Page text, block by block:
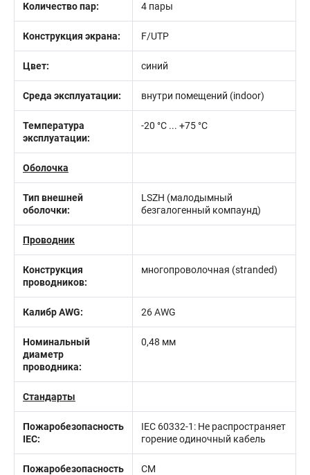
Количество пар: 4 пары
Конструкция экрана: F/UTP
Цвет: синий
Среда эксплуатации: внутри помещений (indoor)
Температура
эксплуатации:
-20 °C ... +75 °C
Оболочка
Тип внешней
оболочки:
LSZH (малодымный
безгалогенный компаунд)
Проводник
Конструкция
проводников:
многопроволочная (stranded)
Калибр AWG: 26 AWG
Номинальный
диаметр
проводника:
0,48 мм
Стандарты
Пожаробезопасность
IEC:
IEC 60332-1: Не распространяет
горение одиночный кабель
Пожаробезопасность
CM